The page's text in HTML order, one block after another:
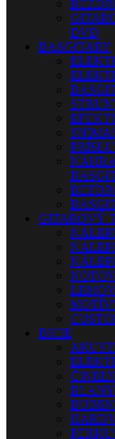
DVD
BASGITARY
GITAROVÝ
BICIE
ČINELY
BLANY